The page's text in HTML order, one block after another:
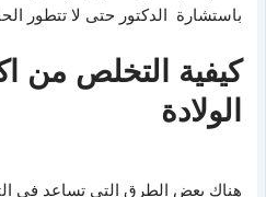
باستشارة الدكتور حتى لا تتطور
كيفية التخلص من
الولادة
هناك بعض الطرق التي تساعد في